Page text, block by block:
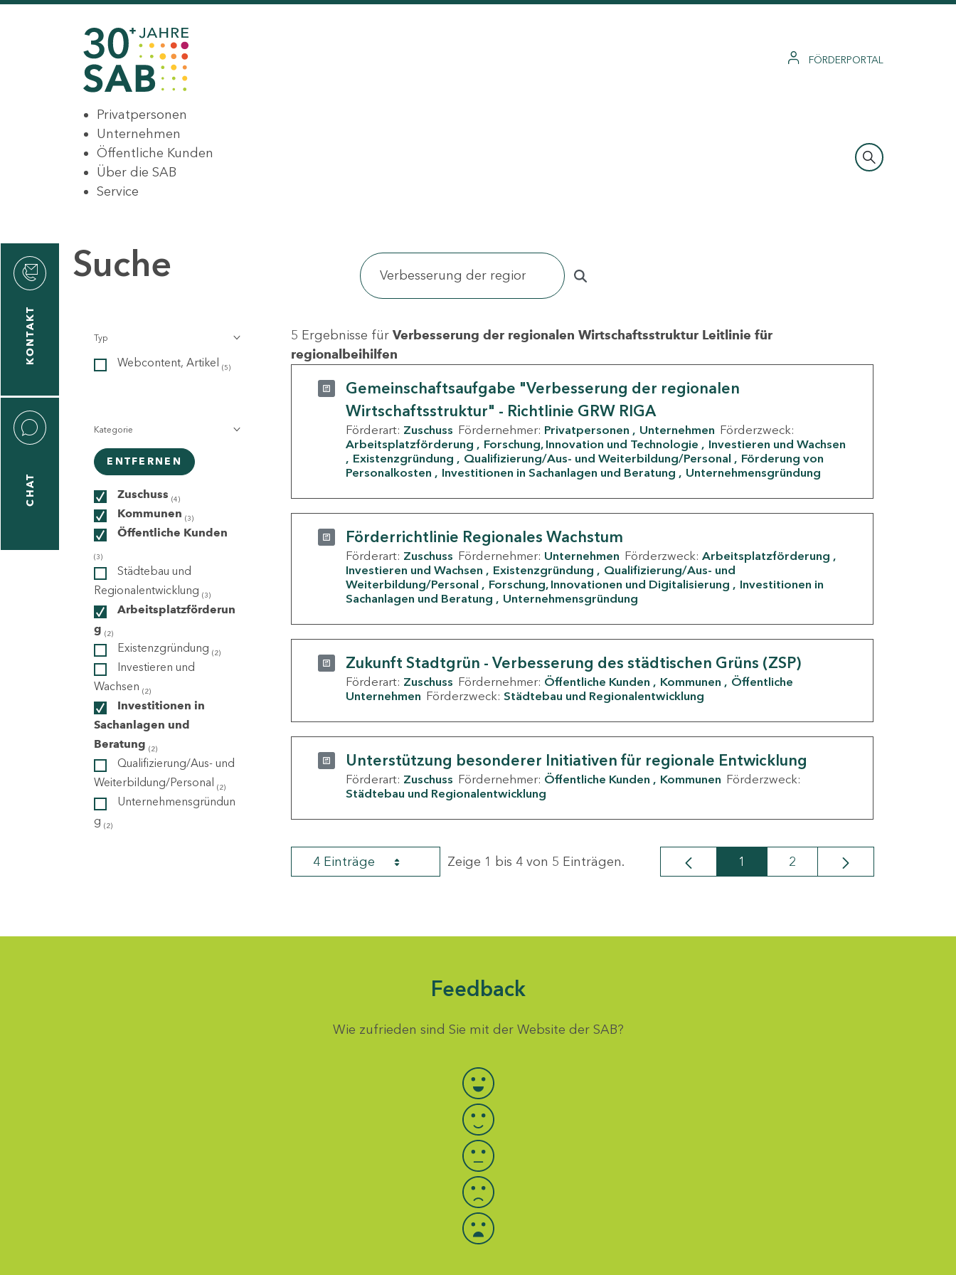
FÖRDERPORTAL
Privatpersonen
Unternehmen
Öffentliche Kunden
Über die SAB
Service
KONTAKT
CHAT
Suche
Typ
Webcontent, Artikel (5)
Kategorie
ENTFERNEN
Zuschuss (4)
Kommunen (3)
Öffentliche Kunden
(3)
Städtebau und
Regionalentwicklung (3)
Arbeitsplatzförderun
g (2)
Existenzgründung (2)
Investieren und
Wachsen (2)
Investitionen in
Sachanlagen und
Beratung (2)
Qualifizierung/Aus- und
Weiterbildung/Personal (2)
Unternehmensgründun
g (2)
5 Ergebnisse für Verbesserung der regionalen Wirtschaftsstruktur Leitlinie für
regionalbeihilfen
Gemeinschaftsaufgabe "Verbesserung der regionalen
Wirtschaftsstruktur" - Richtlinie GRW RIGA
Förderart: Zuschuss Fördernehmer: Privatpersonen Unternehmen Förderzweck:
Arbeitsplatzförderung
Forschung, Innovation und Technologie
Investieren und Wachsen
Existenzgründung
Qualifizierung/Aus- und Weiterbildung/Personal
Förderung von
Personalkosten
Investitionen in Sachanlagen und Beratung Unternehmensgründung
Förderrichtlinie Regionales Wachstum
Förderart: Zuschuss Fördernehmer: Unternehmen Förderzweck: Arbeitsplatzförderung
Investieren und Wachsen
Existenzgründung
Qualifizierung/Aus- und
Weiterbildung/Personal
Forschung, Innovationen und Digitalisierung
Investitionen in
Sachanlagen und Beratung
Unternehmensgründung
Zukunft Stadtgrün - Verbesserung des städtischen Grüns (ZSP)
Förderart: Zuschuss Fördernehmer: Öffentliche Kunden Kommunen
Öffentliche
Unternehmen Förderzweck: Städtebau und Regionalentwicklung
Unterstützung besonderer Initiativen für regionale Entwicklung
Förderart: Zuschuss Fördernehmer: Öffentliche Kunden Kommunen Förderzweck:
Städtebau und Regionalentwicklung
4 Einträge Zeige 1 bis 4 von 5 Einträgen. Seite
1 Seite
2
Feedback
Wie zufrieden sind Sie mit der Website der SAB?
Bewertung auswählen